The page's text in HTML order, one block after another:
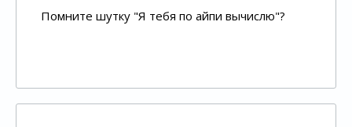
Помните шутку "Я тебя по айпи вычислю"?